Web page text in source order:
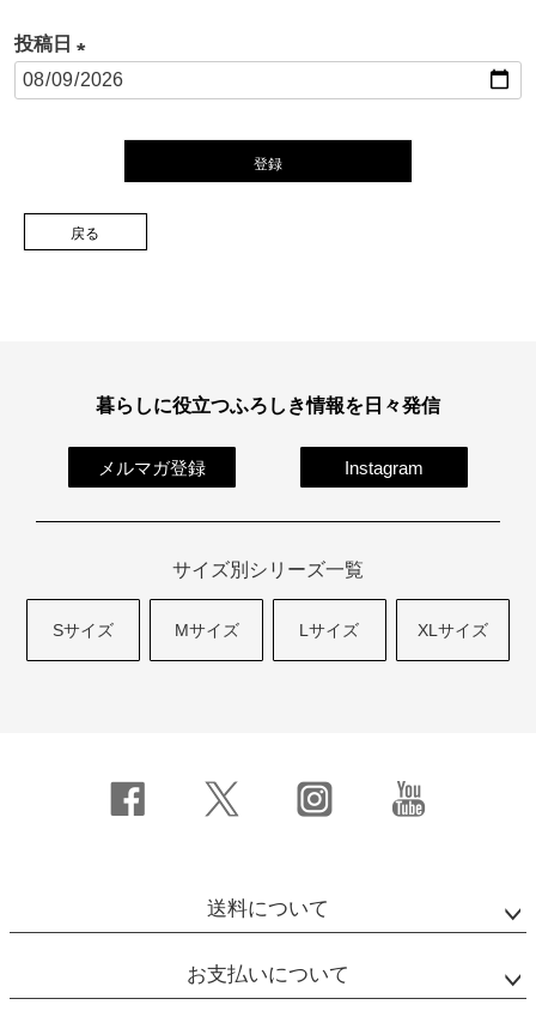
投稿日
(
登録
戻る
暮らしに役立つふろしき情報を日々発信
メルマガ登録 Instagram
サイズ別シリーズ一覧
Sサイズ Mサイズ Lサイズ XLサイズ
送料について
お支払いについて